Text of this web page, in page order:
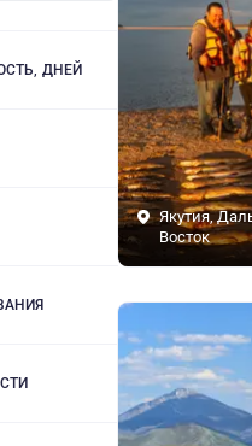
ДНЕЙ
Якутия,
Восток